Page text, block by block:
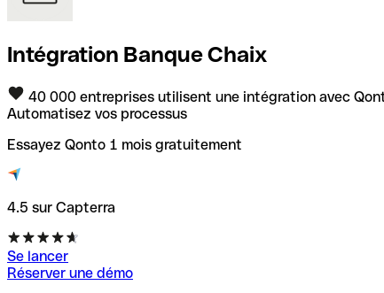
Intégration Banque Chaix
40 000 entreprises utilisent une intégration avec
Automatisez vos processus
Essayez Qonto 1 mois gratuitement
4.5 sur Capterra
Se lancer
Réserver une démo